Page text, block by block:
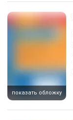
показать обложку